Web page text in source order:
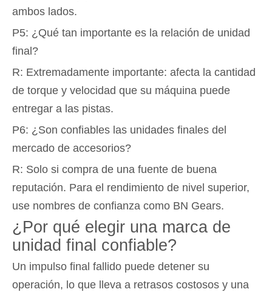
ambos lados.
P5: ¿Qué tan importante es la relación de unidad
final?
R: Extremadamente importante: afecta la cantidad
de torque y velocidad que su máquina puede
entregar a las pistas.
P6: ¿Son confiables las unidades finales del
mercado de accesorios?
R: Solo si compra de una fuente de buena
reputación. Para el rendimiento de nivel superior,
use nombres de confianza como BN Gears.
¿Por qué elegir una marca de
unidad final confiable?
Un impulso final fallido puede detener su
operación, lo que lleva a retrasos costosos y una